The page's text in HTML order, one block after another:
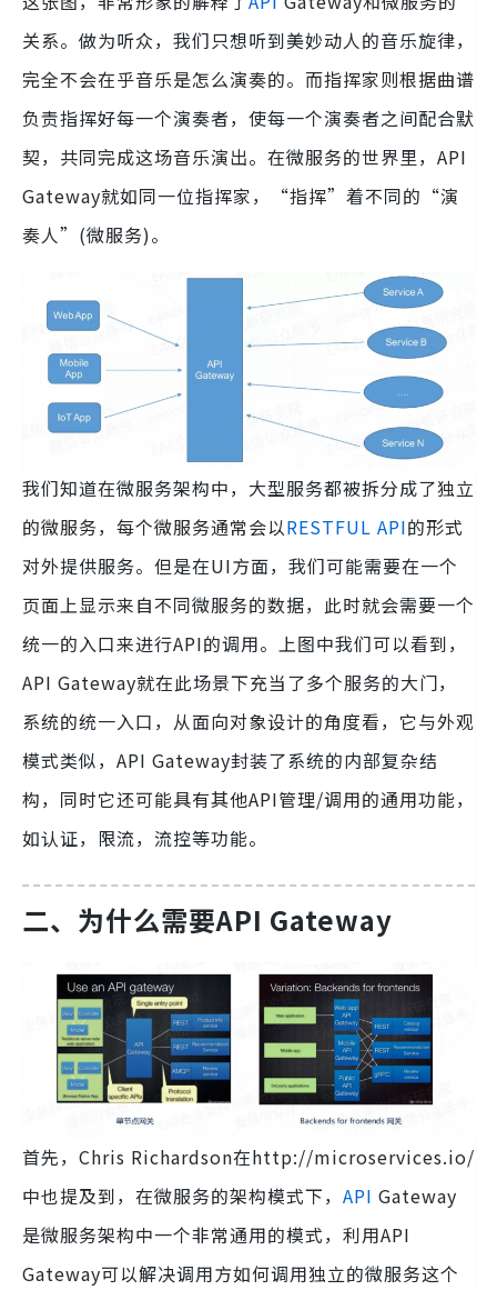
关系。做为听众，我们只想听到美妙动人的音乐旋律，
完全不会在乎音乐是怎么演奏的。而指挥家则根据曲谱
负责指挥好每一个演奏者，使每一个演奏者之间配合默
契，共同完成这场音乐演出。在微服务的世界里，API
Gateway就如同一位指挥家，“指挥”着不同的“演
奏人”(微服务)。
我们知道在微服务架构中，大型服务都被拆分成了独立
的微服务，每个微服务通常会以RESTFUL API的形式
对外提供服务。但是在UI方面，我们可能需要在一个
页面上显示来自不同微服务的数据，此时就会需要一个
统一的入口来进行API的调用。上图中我们可以看到，
API Gateway就在此场景下充当了多个服务的大门，
系统的统一入口，从面向对象设计的角度看，它与外观
模式类似，API Gateway封装了系统的内部复杂结
构，同时它还可能具有其他API管理/调用的通用功能，
如认证，限流，流控等功能。
二、为什么需要API Gateway
首先，Chris Richardson在http://microservices.io/
中也提及到，在微服务的架构模式下， API Gateway
是微服务架构中一个非常通用的模式，利用API
Gateway可以解决调用方如何调用独立的微服务这个